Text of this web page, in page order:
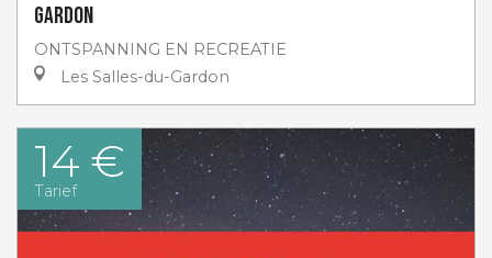
Gardon
ONTSPANNING EN RECREATIE
Les Salles-du-Gardon
14 €
Tarief